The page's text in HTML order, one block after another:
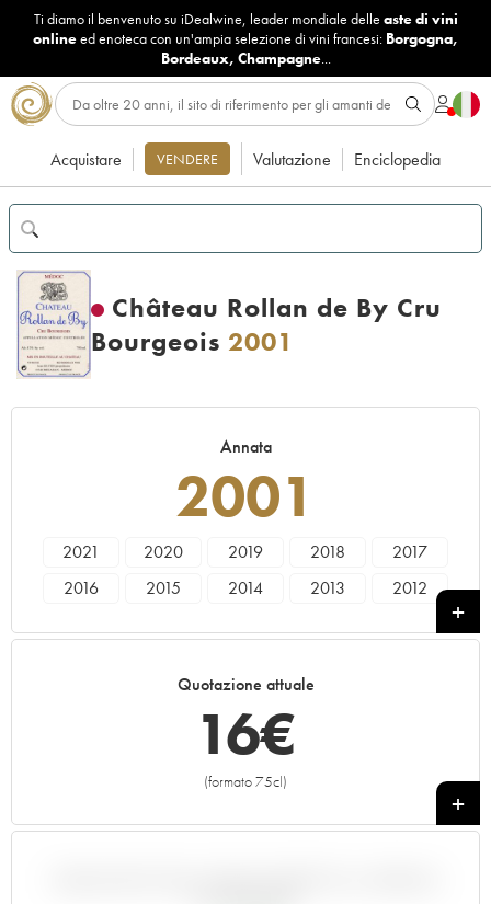
Ti diamo il benvenuto su iDealwine, leader mondiale delle aste di vini
onlineed enoteca con un'ampia selezione di vini francesi: Borgogna,
Bordeaux, Champagne...
Acquistare VENDERE Valutazione Enciclopedia
Château Rollan de By Cru
Bourgeois 2001
Annata
2001
2021 2020 2019 2018
2017
2016
2015 2014 2013
2012
2000 1999 1998
1991
Quotazione attuale
16€
(formato 75cl)
+